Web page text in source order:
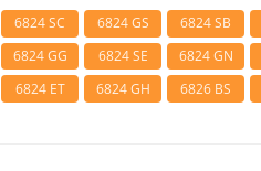
6824 SC 6824 GS 6824 SB
6824 GG 6824 SE 6824 GN
6824 ET 6824 GH 6826 BS